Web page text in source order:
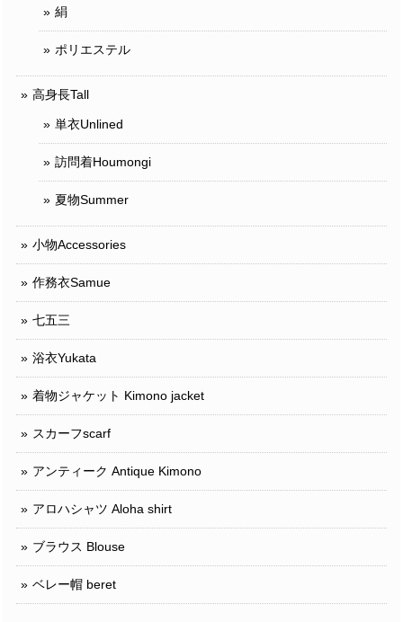
絹
ポリエステル
高身長Tall
単衣Unlined
訪問着Houmongi
夏物Summer
小物Accessories
作務衣Samue
七五三
浴衣Yukata
着物ジャケット Kimono jacket
スカーフscarf
アンティーク Antique Kimono
アロハシャツ Aloha shirt
ブラウス Blouse
ベレー帽 beret